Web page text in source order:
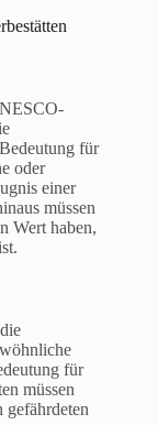
für
oder
einer
müssen
Wert haben,
für
müssen
gefährdeten